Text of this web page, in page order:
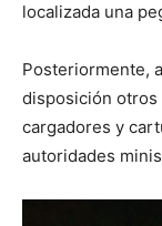
localizada una
Posteriormente,
disposición otros
cargadores y
autoridades